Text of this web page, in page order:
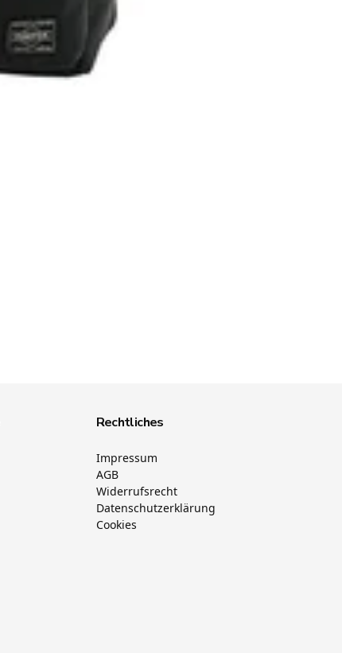
Rechtliches
Impressum
AGB
Widerrufsrecht
Datenschutzerklärung
Cookies